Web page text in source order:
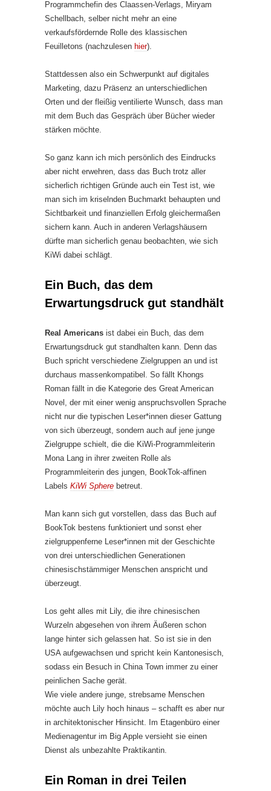
Programmchefin des Claassen-Verlags, Miryam
Schellbach, selber nicht mehr an eine
verkaufsfördernde Rolle des klassischen
Feuilletons (nachzulesen hier).
Stattdessen also ein Schwerpunkt auf digitales
Marketing, dazu Präsenz an unterschiedlichen
Orten und der fleißig ventilierte Wunsch, dass man
mit dem Buch das Gespräch über Bücher wieder
stärken möchte.
So ganz kann ich mich persönlich des Eindrucks
aber nicht erwehren, dass das Buch trotz aller
sicherlich richtigen Gründe auch ein Test ist, wie
man sich im kriselnden Buchmarkt behaupten und
Sichtbarkeit und finanziellen Erfolg gleichermaßen
sichern kann. Auch in anderen Verlagshäusern
dürfte man sicherlich genau beobachten, wie sich
KiWi dabei schlägt.
Ein Buch, das dem
Erwartungsdruck gut standhält
Real Americans ist dabei ein Buch, das dem
Erwartungsdruck gut standhalten kann. Denn das
Buch spricht verschiedene Zielgruppen an und ist
durchaus massenkompatibel. So fällt Khongs
Roman fällt in die Kategorie des Great American
Novel, der mit einer wenig anspruchsvollen Sprache
nicht nur die typischen Leser*innen dieser Gattung
von sich überzeugt, sondern auch auf jene junge
Zielgruppe schielt, die die KiWi-Programmleiterin
Mona Lang in ihrer zweiten Rolle als
Programmleiterin des jungen, BookTok-affinen
Labels KiWi Sphere betreut.
Man kann sich gut vorstellen, dass das Buch auf
BookTok bestens funktioniert und sonst eher
zielgruppenferne Leser*innen mit der Geschichte
von drei unterschiedlichen Generationen
chinesischstämmiger Menschen anspricht und
überzeugt.
Los geht alles mit Lily, die ihre chinesischen
Wurzeln abgesehen von ihrem Äußeren schon
lange hinter sich gelassen hat. So ist sie in den
USA aufgewachsen und spricht kein Kantonesisch,
sodass ein Besuch in China Town immer zu einer
peinlichen Sache gerät.
Wie viele andere junge, strebsame Menschen
möchte auch Lily hoch hinaus – schafft es aber nur
in architektonischer Hinsicht. Im Etagenbüro einer
Medienagentur im Big Apple versieht sie einen
Dienst als unbezahlte Praktikantin.
Ein Roman in drei Teilen